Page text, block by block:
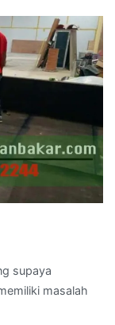
supaya
masalah